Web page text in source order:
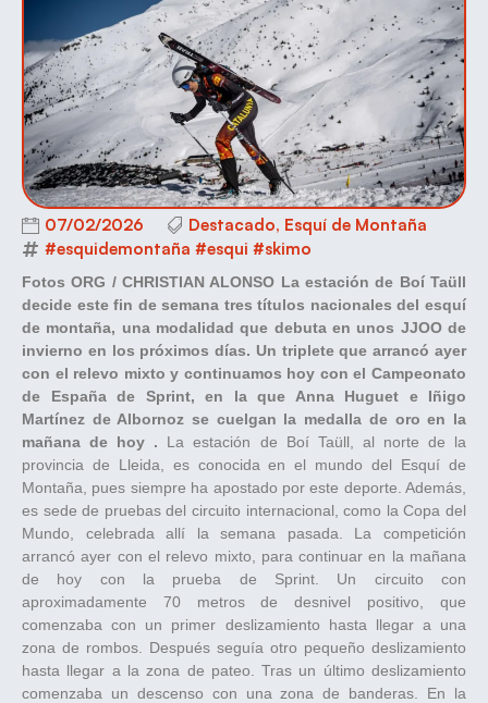
07/02/2026 Destacado, Esquí de Montaña
#esquidemontaña #esqui #skimo
Fotos ORG / CHRISTIAN ALONSO La estación de Boí Taüll
decide este fin de semana tres títulos nacionales del esquí
de montaña, una modalidad que debuta en unos JJOO de
invierno en los próximos días. Un triplete que arrancó ayer
con el relevo mixto y continuamos hoy con el Campeonato
de España de Sprint, en la que Anna Huguet e Iñigo
Martínez de Albornoz se cuelgan la medalla de oro en la
mañana de hoy . La estación de Boí Taüll, al norte de la
provincia de Lleida, es conocida en el mundo del Esquí de
Montaña, pues siempre ha apostado por este deporte. Además,
es sede de pruebas del circuito internacional, como la Copa del
Mundo, celebrada allí la semana pasada. La competición
arrancó ayer con el relevo mixto, para continuar en la mañana
de hoy con la prueba de Sprint. Un circuito con
aproximadamente 70 metros de desnivel positivo, que
comenzaba con un primer deslizamiento hasta llegar a una
zona de rombos. Después seguía otro pequeño deslizamiento
hasta llegar a la zona de pateo. Tras un último deslizamiento
comenzaba un descenso con una zona de banderas. En la